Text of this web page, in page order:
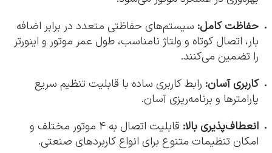
حفاظت کامل: سیستم‌های حفاظتی متعدد در برابر اضافه
بار، اتصال کوتاه و ولتاژ نامناسب، طول عمر موتور و اینورتر
را تضمین می‌کنند.
کاربری آسان: رابط کاربری ساده با قابلیت تنظیم سریع
پارامترها و برنامه‌ریزی آسان.
انعطاف‌پذیری بالا:
قابلیت اتصال به 4 موتور مختلف و
امکان تنظیمات متنوع برای انواع کاربردهای صنعتی.